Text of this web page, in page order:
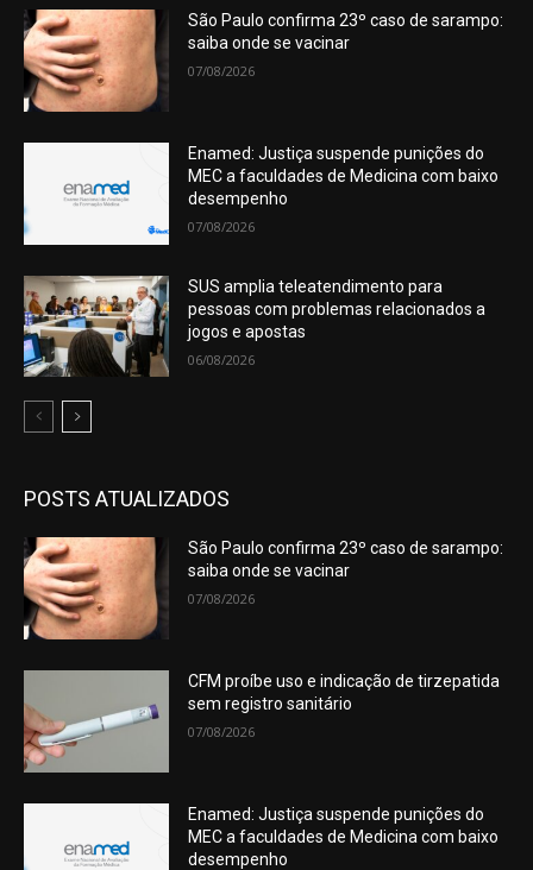
São Paulo confirma 23º caso de sarampo:
saiba onde se vacinar
07/08/2026
Enamed: Justiça suspende punições do
MEC a faculdades de Medicina com baixo
desempenho
07/08/2026
SUS amplia teleatendimento para
pessoas com problemas relacionados a
jogos e apostas
06/08/2026
POSTS ATUALIZADOS
São Paulo confirma 23º caso de sarampo:
saiba onde se vacinar
07/08/2026
CFM proíbe uso e indicação de tirzepatida
sem registro sanitário
07/08/2026
Enamed: Justiça suspende punições do
MEC a faculdades de Medicina com baixo
desempenho